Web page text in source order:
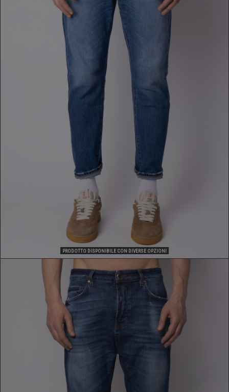
PRODOTTO DISPONIBILE CON DIVERSE OPZIONI
JEANS
199,00 €